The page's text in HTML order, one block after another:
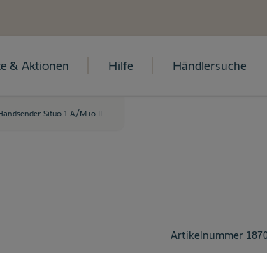
& Aktionen Hilfe Händlersuche
Situo 1 A/M io II
Artikelnummer